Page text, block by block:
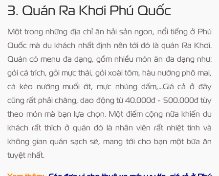
3. Quán Ra Khơi Phú Quốc
Một trong những địa chỉ ăn hải sản ngon, nổi tiếng ở Phú
Quốc mà du khách nhất định nên tới đó là quán Ra Khơi.
Quán có menu đa dạng, gồm nhiều món ăn đa dạng như:
gỏi cá trích, gỏi mực thái, gỏi xoài tôm, hàu nướng phô mai,
cá kèo nướng muối ớt, mực nhúng dấm,...Giá cả ở đây
cũng rất phải chăng, dao động từ 40.000đ - 500.000đ tùy
theo món mà bạn lựa chọn. Một điểm cộng nữa khiến du
khách rất thích ở quán đó là nhân viên rất nhiệt tình và
không gian quán sạch sẽ, mang tới cho bạn một bữa ăn
tuyệt nhất.